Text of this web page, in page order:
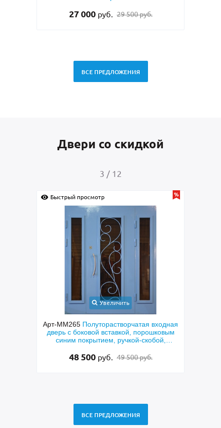
27 000 руб. 29 500 руб.
ВСЕ ПРЕДЛОЖЕНИЯ
Двери со скидкой
3 / 12
Быстрый просмотр
Увеличить
Арт-ММ265 Полуторастворчатая входная
дверь с боковой вставкой, порошковым
синим покрытием, ручкой-скобой,
48 500 руб. 49 500 руб.
ВСЕ ПРЕДЛОЖЕНИЯ